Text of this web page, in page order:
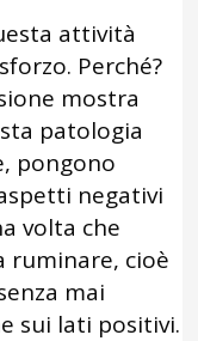
attività
Perché?
mostra
patologia
pongono
negativi
volta che
ruminare, cioè
mai
sui lati positivi.